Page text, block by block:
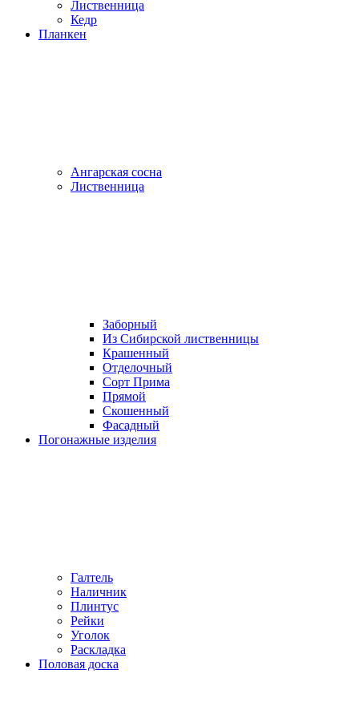
Лиственница
Кедр
Планкен
Ангарская сосна
Лиственница
Заборный
Из Сибирской лиственницы
Крашенный
Отделочный
Сорт Прима
Прямой
Скошенный
Фасадный
Погонажные изделия
Галтель
Наличник
Плинтус
Рейки
Уголок
Раскладка
Половая доска